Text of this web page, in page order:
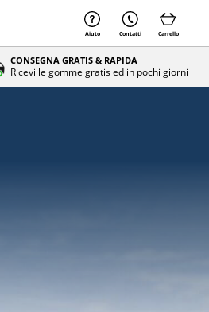
Aiuto Contatti Carrello
CONSEGNA GRATIS & RAPIDA
Ricevi le gomme gratis ed in pochi giorni